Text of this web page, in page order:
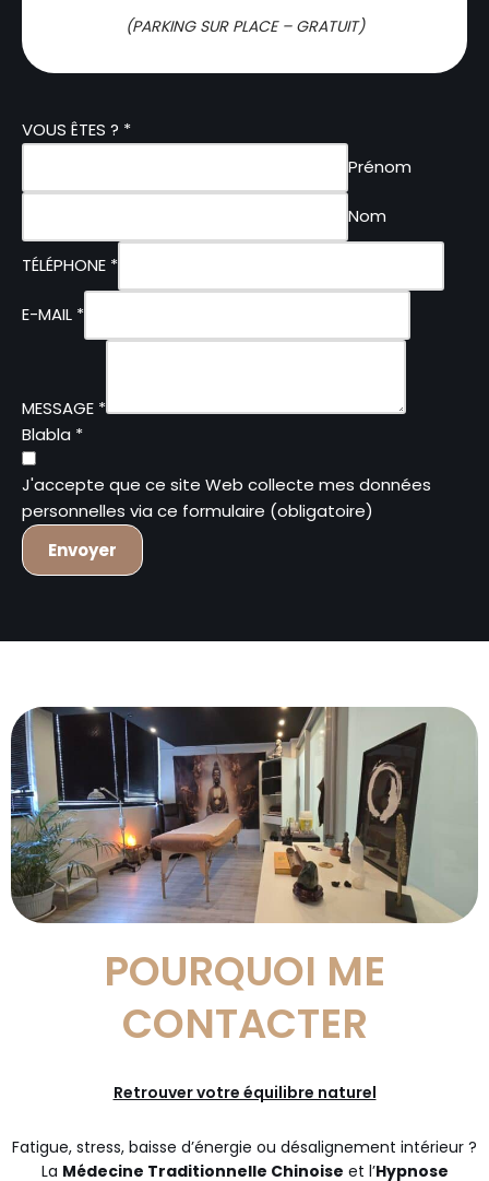
(PARKING SUR PLACE – GRATUIT)
VOUS ÊTES ? *
Prénom
Nom
TÉLÉPHONE *
E-MAIL *
MESSAGE *
Blabla *
J'accepte que ce site Web collecte mes données
personnelles via ce formulaire (obligatoire)
Envoyer
POURQUOI ME
CONTACTER
Retrouver votre équilibre naturel
Fatigue, stress, baisse d’énergie ou désalignement intérieur ?
La Médecine Traditionnelle Chinoise et l’Hypnose